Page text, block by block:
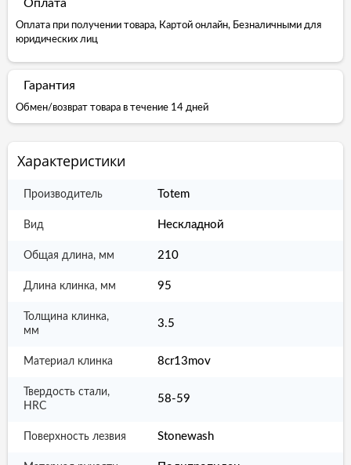
Оплата
Оплата при получении товара, Картой онлайн, Безналичными для
юридических лиц
Гарантия
Обмен/возврат товара в течение 14 дней
Характеристики
Производитель Totem
Вид Нескладной
Общая длина, мм 210
Длина клинка, мм 95
Толщина клинка,
мм
3.5
Материал клинка 8cr13mov
Твердость стали,
HRC
58-59
Поверхность лезвия Stonewash